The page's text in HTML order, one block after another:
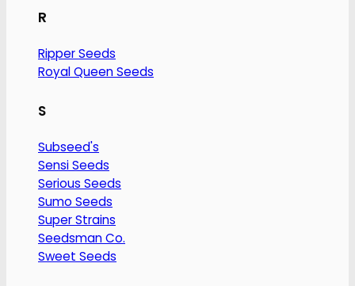
R
Ripper Seeds
Royal Queen Seeds
S
Subseed's
Sensi Seeds
Serious Seeds
Sumo Seeds
Super Strains
Seedsman Co.
Sweet Seeds